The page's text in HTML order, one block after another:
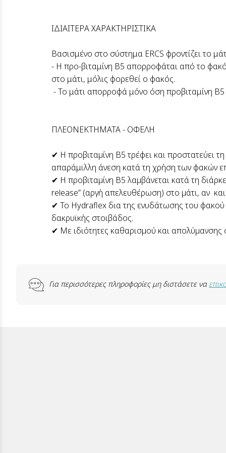
ΙΔΙΑΙΤΕΡΑ ΧΑΡΑΚΤΗΡΙΣΤΙΚΑ
Βασισμένο στο σύστημα ΕRCS φροντίζει το
- Η προ-βιταμίνη Β5 απορροφάται από το
στο μάτι, μόλις φορεθεί ο φακός.
- Το μάτι απορροφά μόνο όση προβιταμίνη Β5
ΠΛΕΟΝΕΚΤΗΜΑΤΑ - ΟΦΕΛΗ
✔ Η προβιταµίνη Β5 τρέφει και προστατεύει
απαράμιλλη άνεση κατά τη χρήση των φακών
✔ Η προβιταµίνη Β5 λαµβάνεται κατά τη
release” (αργή απελευθέρωση) στο µάτι, αν
✔ Το Hydraflex δια της ενυδάτωσης του φακού
δακρυϊκής στοιβάδος.
✔ Με ιδιότητες καθαρισµού και
Για περισσότερες πληροφορίες μη διστάσετε να